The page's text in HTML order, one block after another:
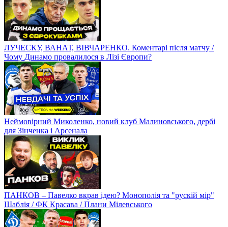
ЛУЧЕСКУ, ВАНАТ, ВІВЧАРЕНКО. Коментарі після матчу /
Чому Динамо провалилося в Лізі Європи?
Неймовірний Миколенко, новий клуб Малиновського, дербі
для Зінченка і Арсенала
ПАНКОВ – Павелко вкрав ідею? Монополія та "рускій мір"
Шаблія / ФК Красава / Плани Мілевського